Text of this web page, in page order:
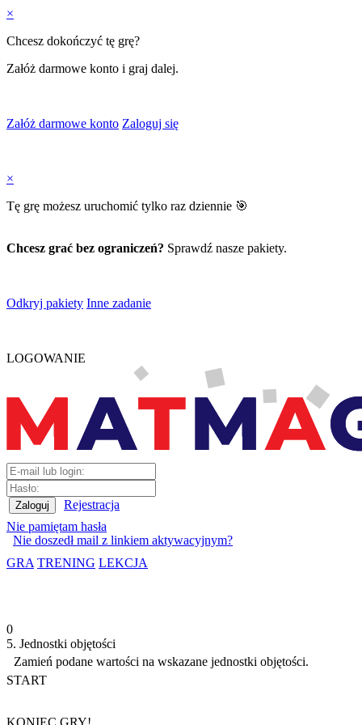
×
Chcesz dokończyć tę grę?
Załóż darmowe konto i graj dalej.
Załóż darmowe konto Zaloguj się
×
Tę grę możesz uruchomić tylko raz dziennie 🎯
Chcesz grać bez ograniczeń? Sprawdź nasze pakiety.
Odkryj pakiety Inne zadanie
LOGOWANIE
Rejestracja
Nie pamiętam hasła
Nie doszedł mail z linkiem aktywacyjnym?
GRA TRENING LEKCJA
0
5. Jednostki objętości
Zamień podane wartości na wskazane jednostki objętości.
START
KONIEC GRY!